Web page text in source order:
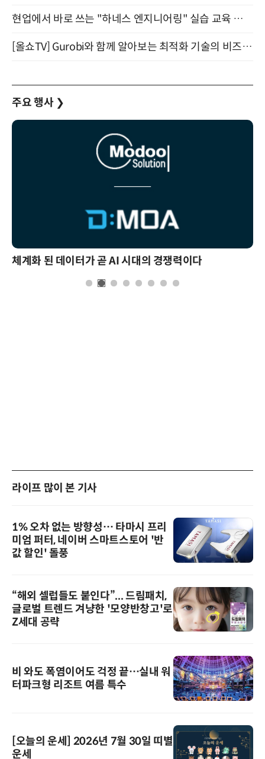
현업에서 바로 쓰는 "하네스 엔지니어링" 실습 교육 워크숍 8월 20일 개최
[올쇼TV] Gurobi와 함께 알아보는 최적화 기술의 비즈니스 활용 (8월 20일 생방송)
주요 행사 ❯
체계화 된 데이터가 곧 AI 시대의 경쟁력이다
라이프 많이 본 기사
1% 오차 없는 방향성… 타마시 프리
미엄 퍼터, 네이버 스마트스토어 '반
값 할인' 돌풍
“해외 셀럽들도 붙인다”... 드림패치,
글로벌 트렌드 겨냥한 '모양반창고'로
Z세대 공략
비 와도 폭염이어도 걱정 끝…실내 워
터파크형 리조트 여름 특수
[오늘의 운세] 2026년 7월 30일 띠별
운세